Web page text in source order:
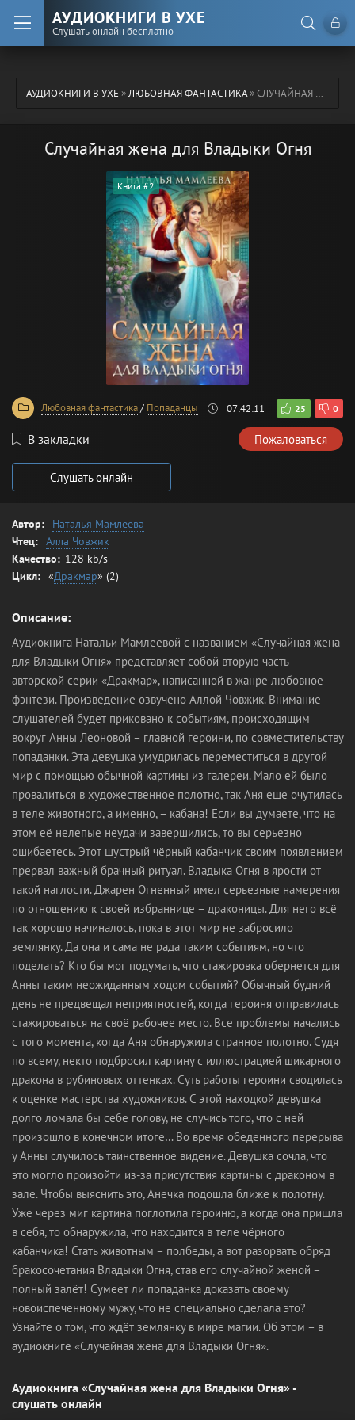
АУДИОКНИГИ В УХЕ
Слушать онлайн бесплатно
АУДИОКНИГИ В УХЕ»ЛЮБОВНАЯ ФАНТАСТИКА» СЛУЧАЙНАЯ ЖЕНА ДЛЯ ВЛАДЫКИ ОГНЯ
Случайная жена для Владыки Огня
Книга #2
Любовная фантастика/ Попаданцы 07:42:11 25 0
В закладки Пожаловаться
Слушать онлайн
Автор:
Наталья Мамлеева
Чтец: Алла Човжик
Качество: 128 kb/s
Цикл: «Дракмар» (2)
Описание:
Аудиокнига Натальи Мамлеевой с названием «Случайная жена
для Владыки Огня» представляет собой вторую часть
авторской серии «Дракмар», написанной в жанре любовное
фэнтези. Произведение озвучено Аллой Човжик. Внимание
слушателей будет приковано к событиям, происходящим
вокруг Анны Леоновой – главной героини, по совместительству
попаданки. Эта девушка умудрилась переместиться в другой
мир с помощью обычной картины из галереи. Мало ей было
провалиться в художественное полотно, так Аня еще очутилась
в теле животного, а именно, – кабана! Если вы думаете, что на
этом её нелепые неудачи завершились, то вы серьезно
ошибаетесь. Этот шустрый чёрный кабанчик своим появлением
прервал важный брачный ритуал. Владыка Огня в ярости от
такой наглости. Джарен Огненный имел серьезные намерения
по отношению к своей избраннице – драконицы. Для него всё
так хорошо начиналось, пока в этот мир не забросило
землянку. Да она и сама не рада таким событиям, но что
поделать? Кто бы мог подумать, что стажировка обернется для
Анны таким неожиданным ходом событий? Обычный будний
день не предвещал неприятностей, когда героиня отправилась
стажироваться на своё рабочее место. Все проблемы начались
с того момента, когда Аня обнаружила странное полотно. Судя
по всему, некто подбросил картину с иллюстрацией шикарного
дракона в рубиновых оттенках. Суть работы героини сводилась
к оценке мастерства художников. С этой находкой девушка
долго ломала бы себе голову, не случись того, что с ней
произошло в конечном итоге… Во время обеденного перерыва
у Анны случилось таинственное видение. Девушка сочла, что
это могло произойти из-за присутствия картины с драконом в
зале. Чтобы выяснить это, Анечка подошла ближе к полотну.
Уже через миг картина поглотила героиню, а когда она пришла
в себя, то обнаружила, что находится в теле чёрного
кабанчика! Стать животным – полбеды, а вот разорвать обряд
бракосочетания Владыки Огня, став его случайной женой –
полный залёт! Сумеет ли попаданка доказать своему
новоиспеченному мужу, что не специально сделала это?
Узнайте о том, что ждёт землянку в мире магии. Об этом – в
аудиокниге «Случайная жена для Владыки Огня».
Аудиокнига «Случайная жена для Владыки Огня» -
слушать онлайн